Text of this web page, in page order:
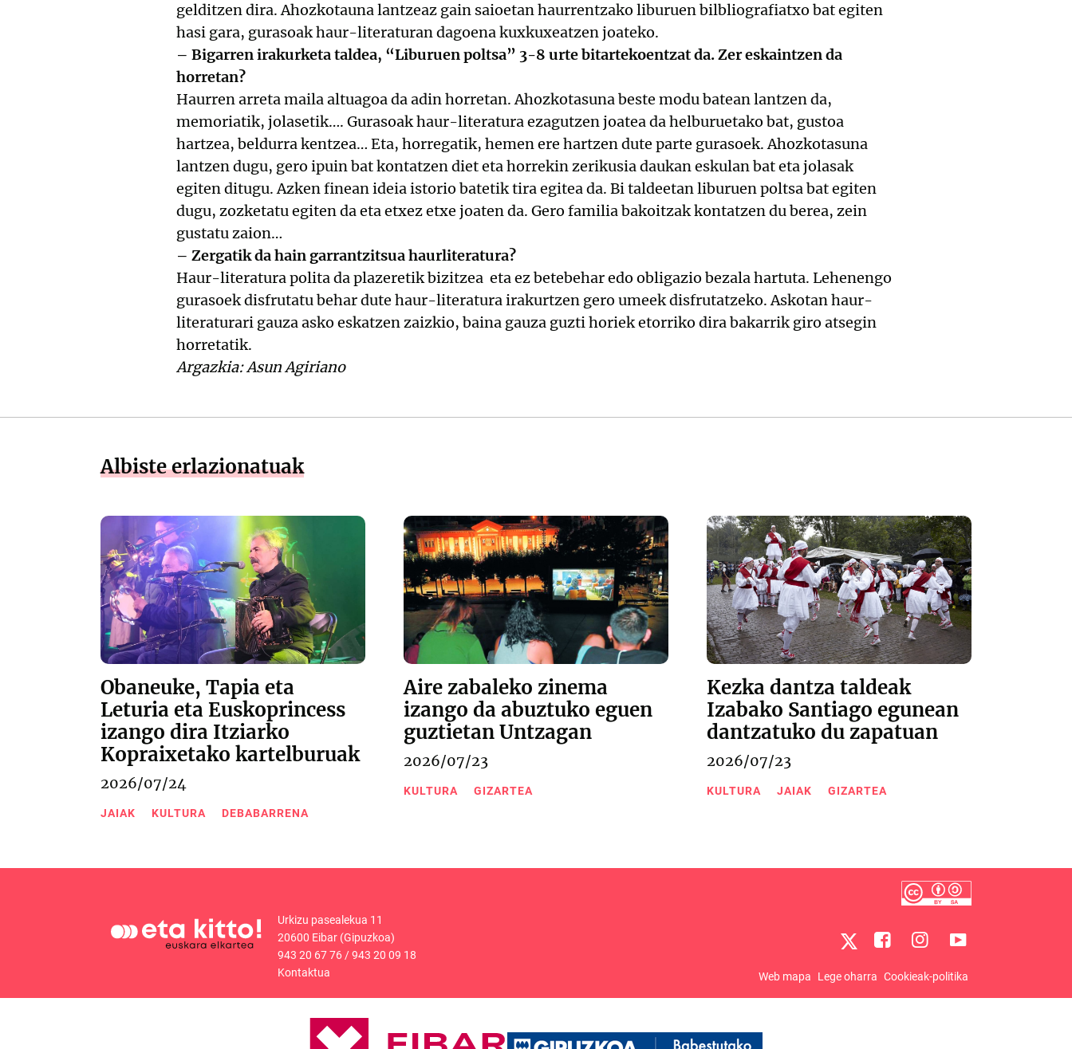
gelditzen dira. Ahozkotauna lantzeaz gain saioetan haurrentzako liburuen bilbliografiatxo bat egiten
hasi gara, gurasoak haur-literaturan dagoena kuxkuxeatzen joateko.
– Bigarren irakurketa taldea, “Liburuen poltsa” 3-8 urte bitartekoentzat da. Zer eskaintzen da
horretan?
Haurren arreta maila altuagoa da adin horretan. Ahozkotasuna beste modu batean lantzen da,
memoriatik, jolasetik…. Gurasoak haur-literatura ezagutzen joatea da helburuetako bat, gustoa
hartzea, beldurra kentzea… Eta, horregatik, hemen ere hartzen dute parte gurasoek. Ahozkotasuna
lantzen dugu, gero ipuin bat kontatzen diet eta horrekin zerikusia daukan eskulan bat eta jolasak
egiten ditugu. Azken finean ideia istorio batetik tira egitea da. Bi taldeetan liburuen poltsa bat egiten
dugu, zozketatu egiten da eta etxez etxe joaten da. Gero familia bakoitzak kontatzen du berea, zein
gustatu zaion…
– Zergatik da hain garrantzitsua haurliteratura?
Haur-literatura polita da plazeretik bizitzea eta ez betebehar edo obligazio bezala hartuta. Lehenengo
gurasoek disfrutatu behar dute haur-literatura irakurtzen gero umeek disfrutatzeko. Askotan haur-
literaturari gauza asko eskatzen zaizkio, baina gauza guzti horiek etorriko dira bakarrik giro atsegin
horretatik.
Argazkia: Asun Agiriano
Albiste erlazionatuak
Obaneuke, Tapia eta
Leturia eta Euskoprincess
izango dira Itziarko
Kopraixetako kartelburuak
2026/07/24
JAIAK KULTURA DEBABARRENA
Aire zabaleko zinema
izango da abuztuko eguen
guztietan Untzagan
2026/07/23
KULTURA GIZARTEA
Kezka dantza taldeak
Izabako Santiago egunean
dantzatuko du zapatuan
2026/07/23
KULTURA JAIAK GIZARTEA
Urkizu pasealekua 11
20600 Eibar (Gipuzkoa)
943 20 67 76/943 20 09 18
Kontaktua
Web mapa Lege oharra Cookieak-politika